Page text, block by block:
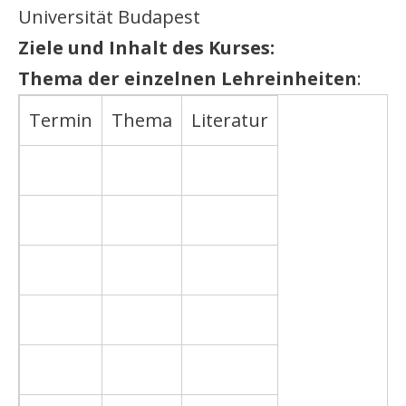
Universität Budapest
Ziele und Inhalt des Kurses:
Thema der einzelnen Lehreinheiten:
Termin
Thema Literatur